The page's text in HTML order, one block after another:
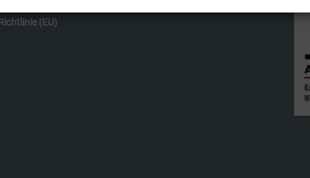
(EU)